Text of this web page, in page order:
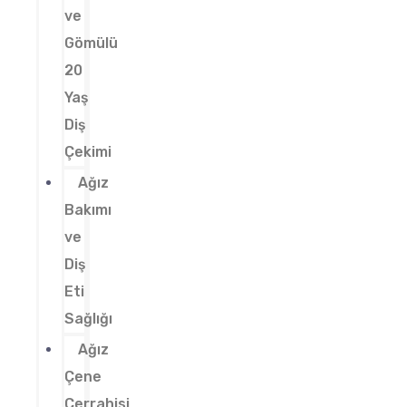
ve
Gömülü
20
Yaş
Diş
Çekimi
Ağız
Bakımı
ve
Diş
Eti
Sağlığı
Ağız
Çene